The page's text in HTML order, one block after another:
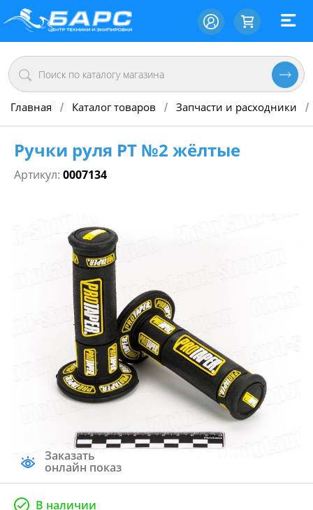
Главная / Каталог товаров / Запчасти и расходники /
Ручки руля PT №2 жёлтые
Артикул: 0007134
Заказать
онлайн показ
В наличии